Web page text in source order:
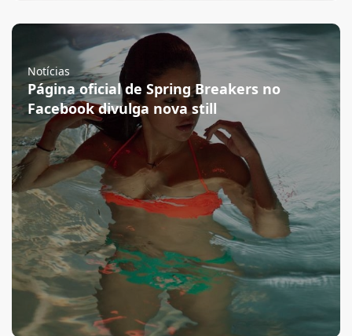
Notícias
Página oficial de Spring Breakers no
Facebook divulga nova still